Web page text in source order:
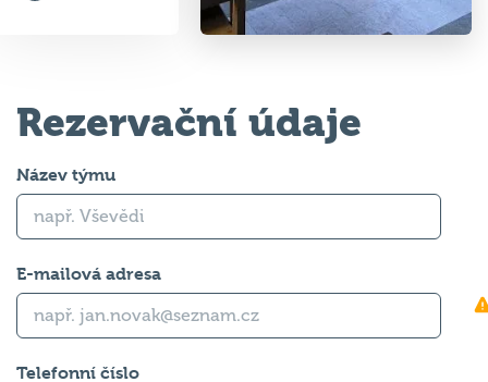
Rezervační údaje
Název týmu
E-mailová adresa
Telefonní číslo